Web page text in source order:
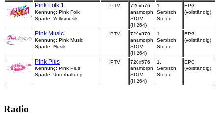
Pink Folk 1
Kennung: Pink Folk
Sparte: Volksmusik
IPTV
720x576
anamorph
SDTV
(H.264)
1.
Serbisch
Stereo
EPG
(vollständig)
Pink Music
Kennung: Pink Music
Sparte: Musik
IPTV
720x576
anamorph
SDTV
(H.264)
1.
Serbisch
Stereo
EPG
(vollständig)
Pink Plus
Kennung: Pink Plus
Sparte: Unterhaltung
IPTV
720x576
anamorph
SDTV
(H.264)
1.
Serbisch
Stereo
EPG
(vollständig)
Radio